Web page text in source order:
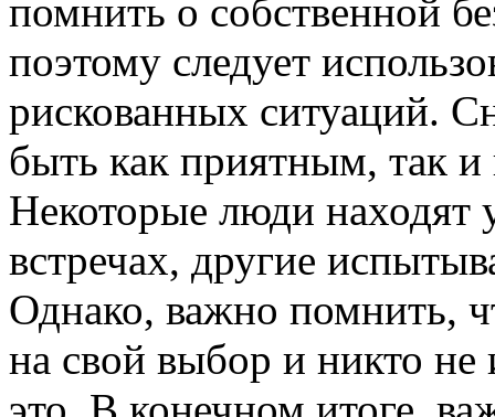
помнить о собственной
поэтому следует
рискованных ситуаций.
быть как приятным, так
Некоторые люди находят
встречах, другие
Однако, важно помнить,
на свой выбор и никто не